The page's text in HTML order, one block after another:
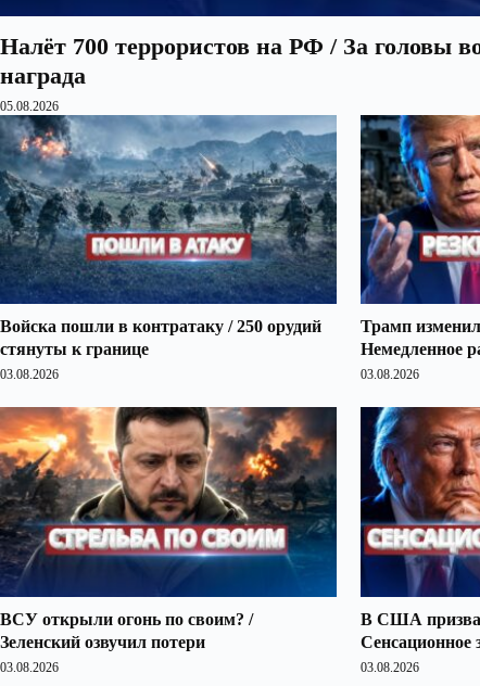
Налёт 700 террористов на РФ / За головы
награда
05.08.2026
Войска пошли в контратаку / 250 орудий
стянуты к границе
03.08.2026
Трамп
Немедленное
03.08.2026
ВСУ открыли огонь по своим? /
Зеленский озвучил потери
03.08.2026
В США
Сенсационное
03.08.2026